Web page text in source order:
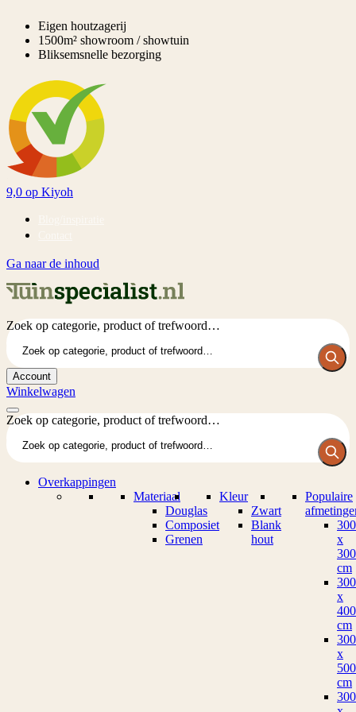
Eigen houtzagerij
1500m² showroom / showtuin
Bliksemsnelle bezorging
9,0 op Kiyoh
Ga naar de inhoud
Zoek op categorie, product of trefwoord…
Account
Winkelwagen
Zoek op categorie, product of trefwoord…
Overkappingen
Materiaal
Douglas
Composiet
Grenen
Kleur
Zwart
Blank
hout
Populaire
300
x
300
cm
300
x
400
cm
300
x
500
cm
300